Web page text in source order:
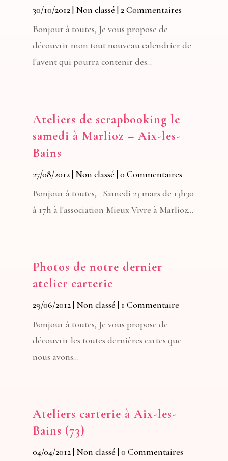
30/10/2012| Non classé | 2 Commentaires
Bonjour à toutes, Je vous propose de
découvrir mon tout nouveau calendrier de
l'avent qui pourra contenir des...
Ateliers de scrapbooking le
samedi à Marlioz – Aix-les-
Bains
27/08/2012| Non classé | 0 Commentaires
Bonjour à toutes, Samedi 23 mars de 13h30
à 17h à l'association Mieux Vivre à Marlioz...
Photos de notre dernier
atelier carterie
29/06/2012| Non classé | 1 Commentaire
Bonjour à toutes, Je vous propose de
découvrir les toutes dernières cartes que
nous avons...
Ateliers carterie à Aix-les-
Bains (73)
04/04/2012| Non classé | 0 Commentaires